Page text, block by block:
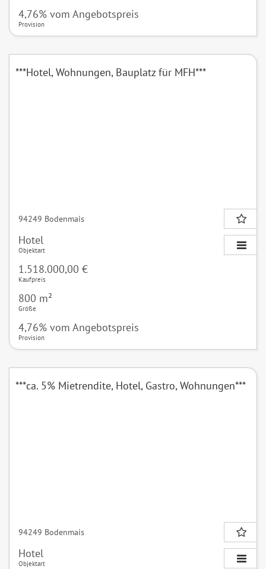
4,76% vom Angebotspreis
Provision
***Hotel, Wohnungen, Bauplatz für MFH***
94249 Bodenmais
Hotel
Objektart
1.518.000,00 €
Kaufpreis
800 m²
Größe
4,76% vom Angebotspreis
Provision
***ca. 5% Mietrendite, Hotel, Gastro, Wohnungen***
94249 Bodenmais
Hotel
Objektart